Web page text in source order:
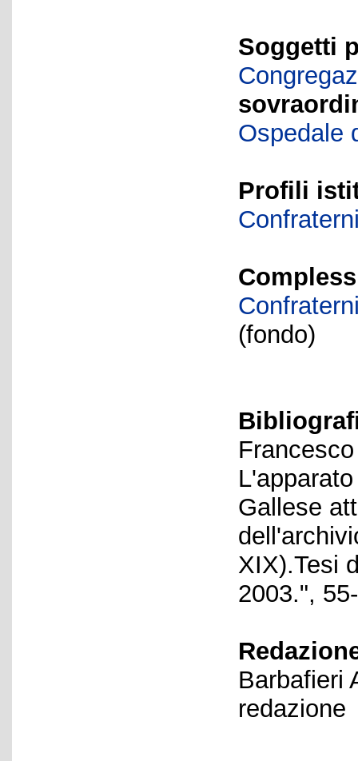
Soggetti
Ospedale
Profili
(fondo)
Gallese
XIX).Tesi
2003.",
Barbafieri
redazione